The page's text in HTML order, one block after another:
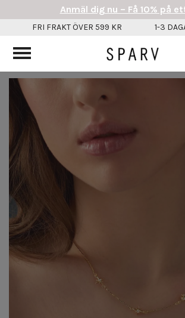
Anmäl dig nu – Få 10% på
FRI FRAKT ÖVER 599 KR 1-3